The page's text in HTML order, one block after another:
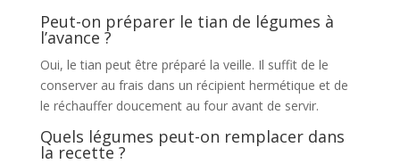
Peut-on préparer le tian de légumes à
l’avance ?
Oui, le tian peut être préparé la veille. Il suffit de le
conserver au frais dans un récipient hermétique et de
le réchauffer doucement au four avant de servir.
Quels légumes peut-on remplacer dans
la recette ?